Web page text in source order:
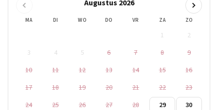
Augustus 2026
MA DI WO DO VR ZA ZO
1
2
3
4 5 6 7 8
9
10
11 12 13 14 15
16
17
18 19 20 21 22
23
24
25 26 27 28 29 30